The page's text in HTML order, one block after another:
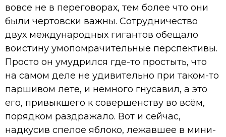
вовсе не в переговорах, тем более что они
были чертовски важны. Сотрудничество
двух международных гигантов обещало
воистину умопомрачительные перспективы.
Просто он умудрился где-то простыть, что
на самом деле не удивительно при таком-то
паршивом лете, и немного гнусавил, а это
его, привыкшего к совершенству во всём,
порядком раздражало. Вот и сейчас,
надкусив спелое яблоко, лежавшее в мини-